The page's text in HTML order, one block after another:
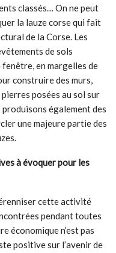
classés… On ne peut
la lauze corse qui fait
de la Corse. Les
de sols
en margelles de
construire des murs,
posées au sol sur
également des
une majeure partie des
à évoquer pour les
cette activité
pendant toutes
économique n’est pas
positive sur l’avenir de